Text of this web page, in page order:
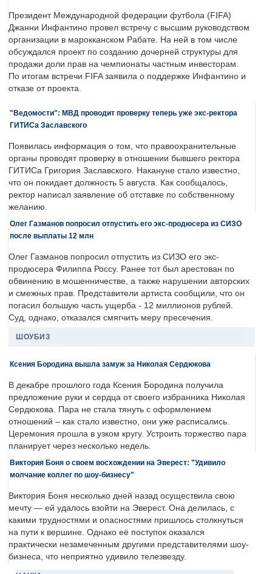
Президент Международной федерации футбола (FIFA)
Джанни Инфантино провел встречу с высшим руководством
организации в марокканском Рабате. На ней в том числе
обсуждался проект по созданию дочерней структуры для
продажи доли прав на чемпионаты частным инвесторам.
По итогам встречи FIFA заявила о поддержке Инфантино и
отказе от проекта.
"Ведомости": МВД проводит проверку теперь уже экс-ректора
ГИТИСа Заславского
Появилась информация о том, что правоохранительные
органы проводят проверку в отношении бывшего ректора
ГИТИСа Григория Заславского. Накануне стало известно,
что он покидает должность 5 августа. Как сообщалось,
ректор написал заявление об отставке по собственному
желанию.
Олег Газманов попросил отпустить его экс-продюсера из СИЗО
после выплаты 12 млн
Олег Газманов попросил отпустить из СИЗО его экс-
продюсера Филиппа Россу. Ранее тот был арестован по
обвинению в мошенничестве, а также нарушении авторских
и смежных прав. Представители артиста сообщили, что он
погасил большую часть ущерба - 12 миллионов рублей.
Суд, однако, отказался смягчить меру пресечения.
ШОУБИЗ
Ксения Бородина вышла замуж за Николая Сердюкова
В декабре прошлого года Ксения Бородина получила
предложение руки и сердца от своего избранника Николая
Сердюкова. Пара не стала тянуть с оформлением
отношений – как стало известно, они уже расписались.
Церемония прошла в узком кругу. Устроить торжество пара
планирует через несколько недель.
Виктория Боня о своем восхождении на Эверест: "Удивило
молчание коллег по шоу-бизнесу"
Виктория Боня несколько дней назад осуществила свою
мечту — ей удалось взойти на Эверест. Она делилась, с
какими трудностями и опасностями пришлось столкнуться
на пути к вершине. Однако её поступок оказался
практически незамеченным другими представителями шоу-
бизнеса, что неприятно удивило телезвезду.